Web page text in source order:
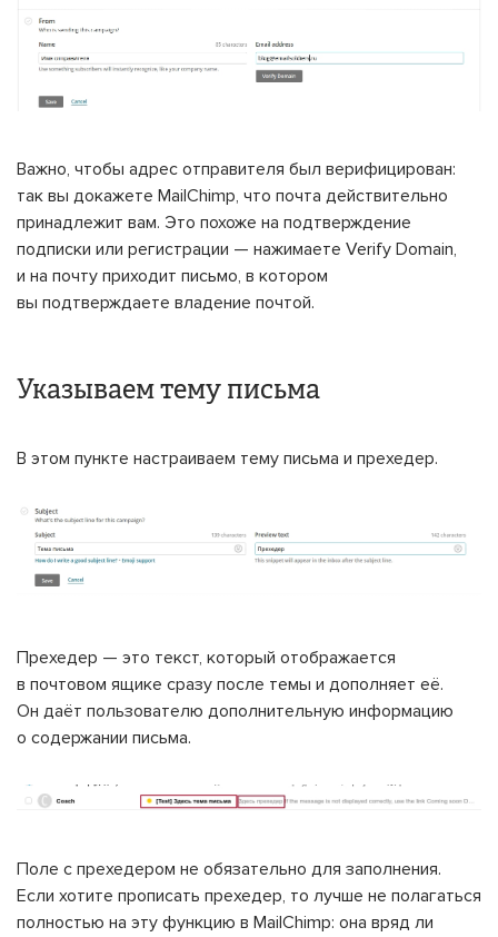
Важно, чтобы адрес отправителя был верифицирован:
так вы докажете MailChimp, что почта действительно
принадлежит вам. Это похоже на подтверждение
подписки или регистрации — нажимаете Verify Domain,
и на почту приходит письмо, в котором
вы подтверждаете владение почтой.
Указываем тему письма
В этом пункте настраиваем тему письма и прехедер.
Прехедер — это текст, который отображается
в почтовом ящике сразу после темы и дополняет её.
Он даёт пользователю дополнительную информацию
о содержании письма.
Поле с прехедером не обязательно для заполнения.
Если хотите прописать прехедер, то лучше не полагаться
полностью на эту функцию в MailChimp: она вряд ли